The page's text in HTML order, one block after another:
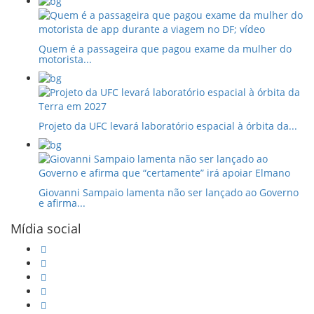
Quem é a passageira que pagou exame da mulher do
motorista...
Projeto da UFC levará laboratório espacial à órbita da...
Giovanni Sampaio lamenta não ser lançado ao Governo
e afirma...
Mídia social